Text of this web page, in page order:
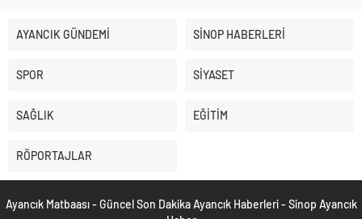
AYANCIK GÜNDEMİ SİNOP HABERLERİ
SPOR SİYASET
SAĞLIK EĞİTİM
RÖPORTAJLAR
Ayancık Matbaası - Güncel Son Dakika Ayancık Haberleri - Sinop Ayancık